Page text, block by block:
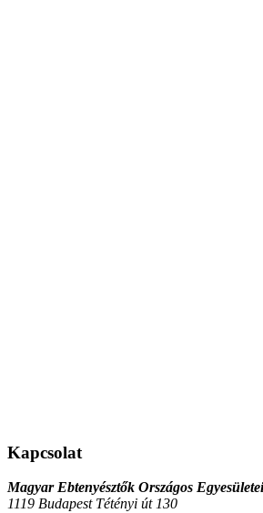
Kapcsolat
Magyar Ebtenyésztők Országos
1119 Budapest Tétényi út 130